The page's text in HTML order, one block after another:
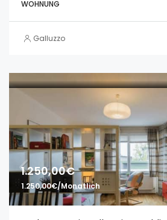
WOHNUNG
Galluzzo
1.250,00€
1.250,00€/Monatlich